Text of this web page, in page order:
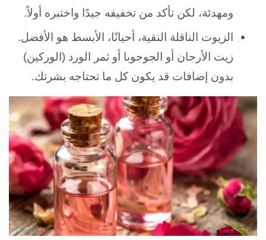
ومهدئة، لكن تأكد من تخفيفه جيدًا واختبره أولاً.
الزيوت الناقلة النقية، أحيانًا، الأبسط هو الأفضل.
زيت الأرجان أو الجوجوبا أو ثمر الورد (الوركين)
بدون إضافات قد يكون كل ما تحتاجه بشرتك.